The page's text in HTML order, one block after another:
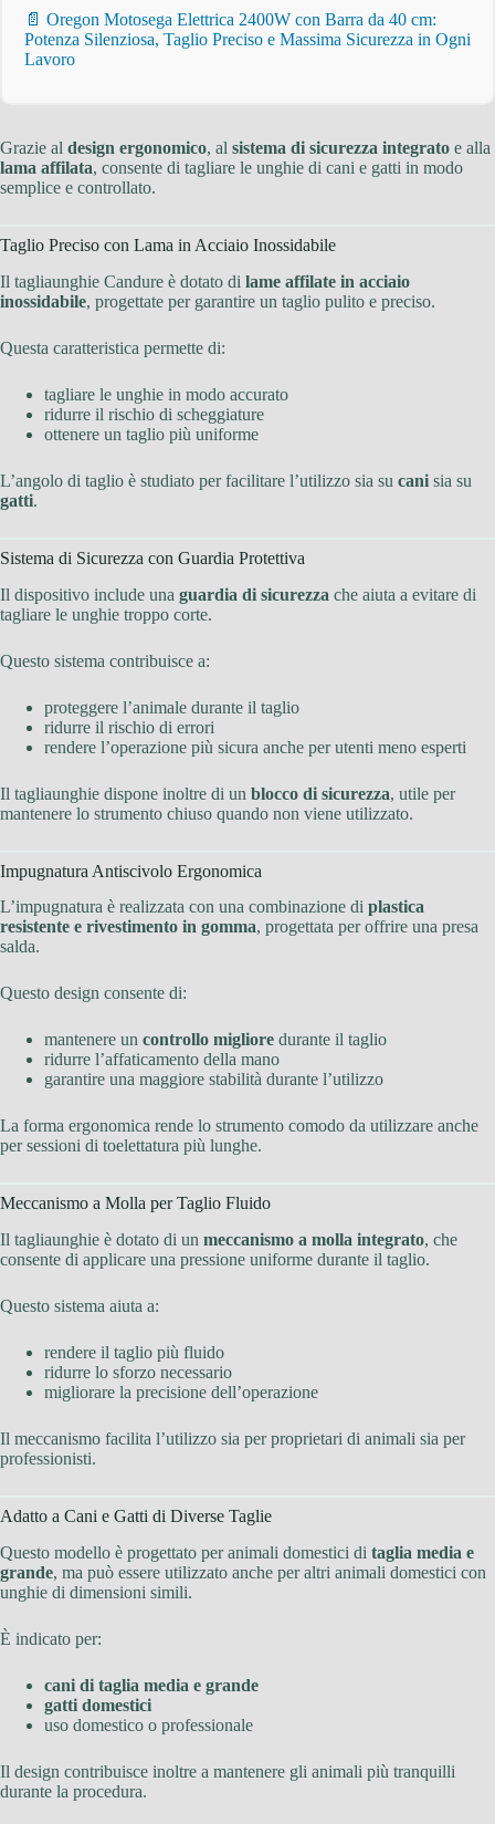
📄 Oregon Motosega Elettrica 2400W con Barra da 40 cm:
Potenza Silenziosa, Taglio Preciso e Massima Sicurezza in Ogni
Lavoro
Grazie al design ergonomico, al sistema di sicurezza integrato e alla
lama affilata, consente di tagliare le unghie di cani e gatti in modo
semplice e controllato.
Taglio Preciso con Lama in Acciaio Inossidabile
Il tagliaunghie Candure è dotato di lame affilate in acciaio
inossidabile, progettate per garantire un taglio pulito e preciso.
Questa caratteristica permette di:
tagliare le unghie in modo accurato
ridurre il rischio di scheggiature
ottenere un taglio più uniforme
L’angolo di taglio è studiato per facilitare l’utilizzo sia su cani sia su
gatti.
Sistema di Sicurezza con Guardia Protettiva
Il dispositivo include una guardia di sicurezza che aiuta a evitare di
tagliare le unghie troppo corte.
Questo sistema contribuisce a:
proteggere l’animale durante il taglio
ridurre il rischio di errori
rendere l’operazione più sicura anche per utenti meno esperti
Il tagliaunghie dispone inoltre di un blocco di sicurezza, utile per
mantenere lo strumento chiuso quando non viene utilizzato.
Impugnatura Antiscivolo Ergonomica
L’impugnatura è realizzata con una combinazione di plastica
resistente e rivestimento in gomma, progettata per offrire una presa
salda.
Questo design consente di:
mantenere un controllo migliore durante il taglio
ridurre l’affaticamento della mano
garantire una maggiore stabilità durante l’utilizzo
La forma ergonomica rende lo strumento comodo da utilizzare anche
per sessioni di toelettatura più lunghe.
Meccanismo a Molla per Taglio Fluido
Il tagliaunghie è dotato di un meccanismo a molla integrato, che
consente di applicare una pressione uniforme durante il taglio.
Questo sistema aiuta a:
rendere il taglio più fluido
ridurre lo sforzo necessario
migliorare la precisione dell’operazione
Il meccanismo facilita l’utilizzo sia per proprietari di animali sia per
professionisti.
Adatto a Cani e Gatti di Diverse Taglie
Questo modello è progettato per animali domestici di taglia media e
grande, ma può essere utilizzato anche per altri animali domestici con
unghie di dimensioni simili.
È indicato per:
cani di taglia media e grande
gatti domestici
uso domestico o professionale
Il design contribuisce inoltre a mantenere gli animali più tranquilli
durante la procedura.